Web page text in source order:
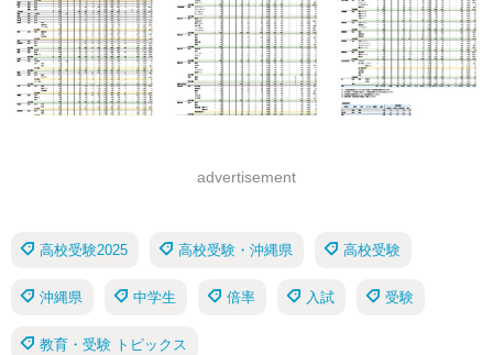
advertisement
高校受験2025 高校受験・沖縄県 高校受験
沖縄県 中学生 倍率 入試 受験
教育・受験 トピックス